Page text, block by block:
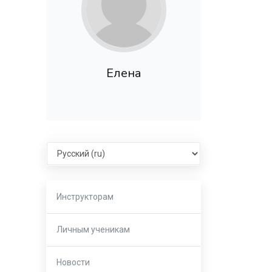
Елена
Select language
Инструкторам
Личным ученикам
Новости